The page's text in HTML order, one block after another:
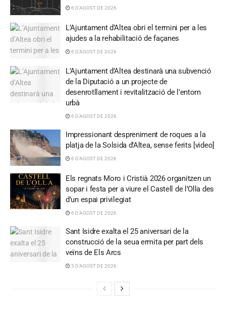
6 D'AGOST DE 2026
L’Ajuntament d’Altea obri el termini per a les
ajudes a la rehabilitació de façanes
6 D'AGOST DE 2026
L’Ajuntament d’Altea destinarà una subvenció
de la Diputació a un projecte de
desenrotllament i revitalització de l’entorn
urbà
6 D'AGOST DE 2026
Impressionant despreniment de roques a la
platja de la Solsida d’Altea, sense ferits [video]
6 D'AGOST DE 2026
Els regnats Moro i Cristià 2026 organitzen un
sopar i festa per a viure el Castell de l’Olla des
d’un espai privilegiat
6 D'AGOST DE 2026
Sant Isidre exalta el 25 aniversari de la
construcció de la seua ermita per part dels
veïns de Els Arcs
5 D'AGOST DE 2026